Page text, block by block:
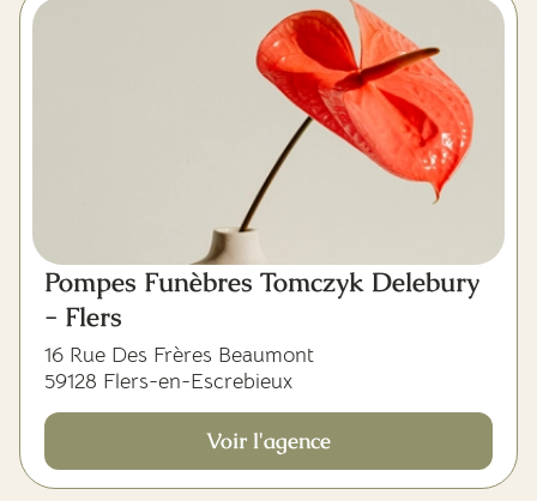
Pompes Funèbres Tomczyk Delebury
- Flers
16 Rue Des Frères Beaumont
59128 Flers-en-Escrebieux
Voir l'agence